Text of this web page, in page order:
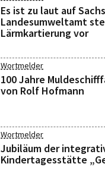
Es ist zu laut auf
Landesumweltamt
Lärmkartierung vor
Wortmelder
100 Jahre
von Rolf Hofmann
Wortmelder
Jubiläum der
Kindertagesstätte